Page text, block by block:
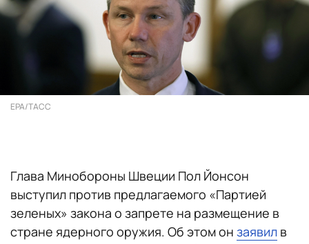
EPA/ТАСС
Глава Минобороны Швеции Пол Йонсон
выступил против предлагаемого «Партией
зеленых» закона о запрете на размещение в
стране ядерного оружия. Об этом он заявил в